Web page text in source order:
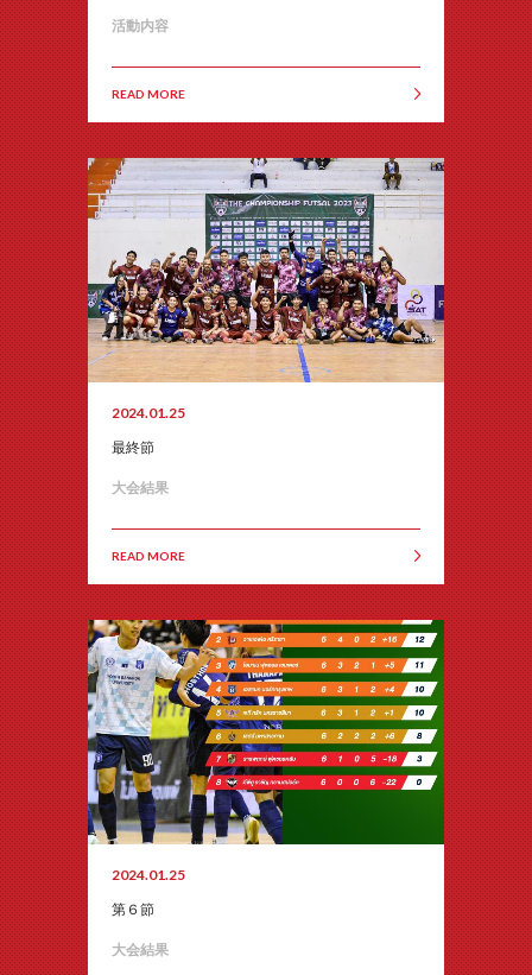
活動内容
READ MORE
2024.01.25
最終節
大会結果
READ MORE
2024.01.25
第６節
大会結果